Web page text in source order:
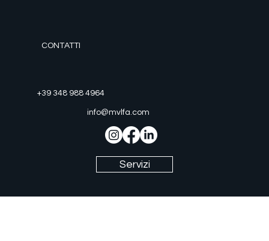
CONTATTI
info@mvlfa.com
+39 348 988 4964
Chi Siamo
Servizi